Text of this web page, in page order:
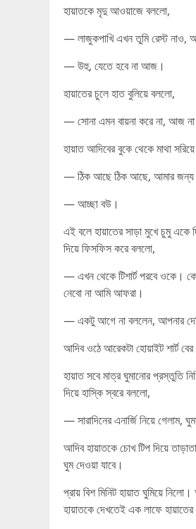
হায়াতকে মৃদু আওয়াজে বললো,
— লাজুকপাখি এখন তুমি রেস্ট নাও,
— উহু, যেতে হবে না আজ।
হায়াতের চুলে হাত বুলিয়ে বললো,
— সোনা এমন বায়না করে না, আজ না
হায়াত আদিবের বুকে থেকে মাথা
— ঠিক আছে ঠিক আছে, আমার জন্য
— আচ্ছা বউ।
এই বলে হায়াতের সাড়া মুখে চুমু
দিয়ে ফিসফিস করে বললো,
— এখন থেকে টিশার্ট পরবে ওকে।
নেবো না আমি আফরা।
— একটু আগে না বললেন, আপনার
আদিব ওঠে আরেকটা হোয়াইট শার্ট
হায়াত সবে মাত্র ঘুমানোর প্রস্তুতি
দিয়ে হাস্কি স্বরে বললো,
— সারাদিনের এনার্জি নিয়ে গেলাম,
আদিব হায়াতকে চোখ টিপ দিয়ে
ঘুম দেওয়া যাবে।
প্রায় বিশ মিনিট হায়াত ঘুমিয়ে
হায়াতকে দেখতেই এক লাফে